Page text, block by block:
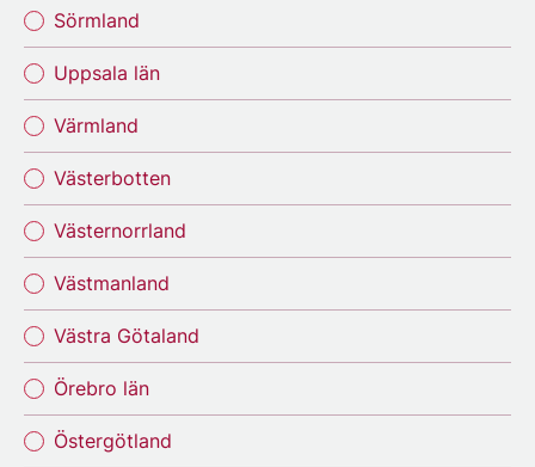
Sörmland
Uppsala län
Värmland
Västerbotten
Västernorrland
Västmanland
Västra Götaland
Örebro län
Östergötland